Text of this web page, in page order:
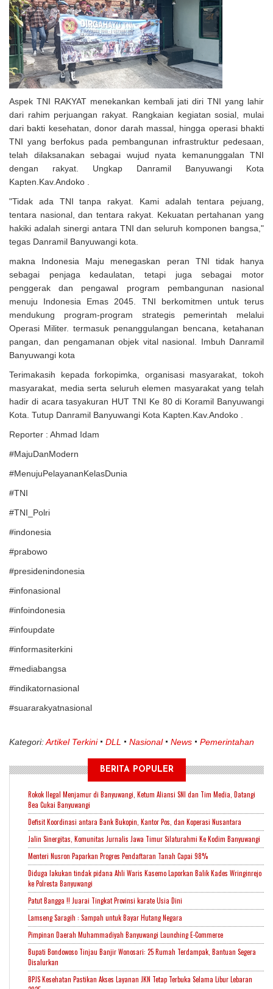
Aspek TNI RAKYAT menekankan kembali jati diri TNI yang lahir
dari rahim perjuangan rakyat. Rangkaian kegiatan sosial, mulai
dari bakti kesehatan, donor darah massal, hingga operasi bhakti
TNI yang berfokus pada pembangunan infrastruktur pedesaan,
telah dilaksanakan sebagai wujud nyata kemanunggalan TNI
dengan rakyat. Ungkap Danramil Banyuwangi Kota
Kapten.Kav.Andoko .
"Tidak ada TNI tanpa rakyat. Kami adalah tentara pejuang,
tentara nasional, dan tentara rakyat. Kekuatan pertahanan yang
hakiki adalah sinergi antara TNI dan seluruh komponen bangsa,"
tegas Danramil Banyuwangi kota.
makna Indonesia Maju menegaskan peran TNI tidak hanya
sebagai penjaga kedaulatan, tetapi juga sebagai motor
penggerak dan pengawal program pembangunan nasional
menuju Indonesia Emas 2045. TNI berkomitmen untuk terus
mendukung program-program strategis pemerintah melalui
Operasi Militer. termasuk penanggulangan bencana, ketahanan
pangan, dan pengamanan objek vital nasional. Imbuh Danramil
Banyuwangi kota
Terimakasih kepada forkopimka, organisasi masyarakat, tokoh
masyarakat, media serta seluruh elemen masyarakat yang telah
hadir di acara tasyakuran HUT TNI Ke 80 di Koramil Banyuwangi
Kota. Tutup Danramil Banyuwangi Kota Kapten.Kav.Andoko .
Reporter : Ahmad Idam
#MajuDanModern
#MenujuPelayananKelasDunia
#TNI
#TNI_Polri
#indonesia
#prabowo
#presidenindonesia
#infonasional
#infoindonesia
#infoupdate
#informasiterkini
#mediabangsa
#indikatornasional
#suararakyatnasional
Kategori:Artikel Terkini DLL Nasional News Pemerintahan
BERITA POPULER
Rokok Ilegal Menjamur di Banyuwangi, Ketum Aliansi SNI dan Tim Media, Datangi
Bea Cukai Banyuwangi
Defisit Koordinasi antara Bank Bukopin, Kantor Pos, dan Koperasi Nusantara
Jalin Sinergitas, Komunitas Jurnalis Jawa Timur Silaturahmi Ke Kodim Banyuwangi
Menteri Nusron Paparkan Progres Pendaftaran Tanah Capai 98%
Diduga lakukan tindak pidana Ahli Waris Kasemo Laporkan Balik Kades Wringinrejo
ke Polresta Banyuwangi
Patut Bangga !! Juarai Tingkat Provinsi karate Usia Dini
Lamseng Saragih : Sampah untuk Bayar Hutang Negara
Pimpinan Daerah Muhammadiyah Banyuwangi Launching E-Commerce
Bupati Bondowoso Tinjau Banjir Wonosari: 25 Rumah Terdampak, Bantuan Segera
Disalurkan
BPJS Kesehatan Pastikan Akses Layanan JKN Tetap Terbuka Selama Libur Lebaran